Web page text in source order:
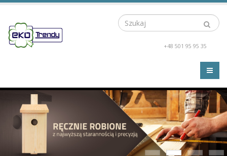
Szukaj
+48 501 95 95 35